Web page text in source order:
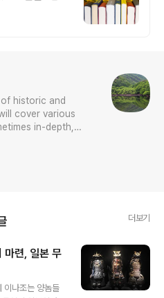
historic and
cover various
in-depth,
sense or
더보기
마련, 일본 무
이나조는 양놈들